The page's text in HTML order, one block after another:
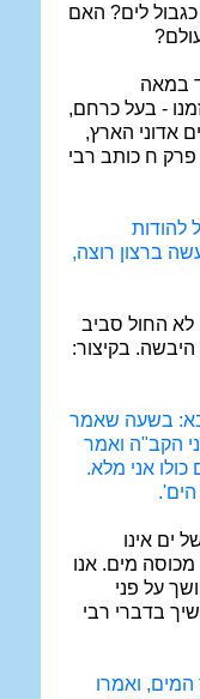
לים? האם
במאה
- בעל כרחם,
אדוני הארץ,
ח כותב רבי
להודות
ברצון רוצה,
לא החול סביב
בקיצור:
בשעה שאמר
הקב"ה ואמר
כולו אני מלא.
ים אינו
מכוסה מים. אנו
על פני
בדברי רבי
ואמרו